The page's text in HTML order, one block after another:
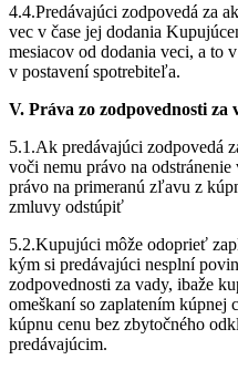
4.4.Predávajúci zodpovedá za
vec v čase jej dodania
mesiacov od dodania veci, a to
v postavení spotrebiteľa.
V. Práva zo zodpovednosti za
5.1.Ak predávajúci zodpovedá
voči nemu právo na
právo na primeranú zľavu z
zmluvy odstúpiť
5.2.Kupujúci môže odoprieť
kým si predávajúci nesplní
zodpovednosti za vady, ibaže
omeškaní so zaplatením kúpnej
kúpnu cenu bez zbytočného
predávajúcim.